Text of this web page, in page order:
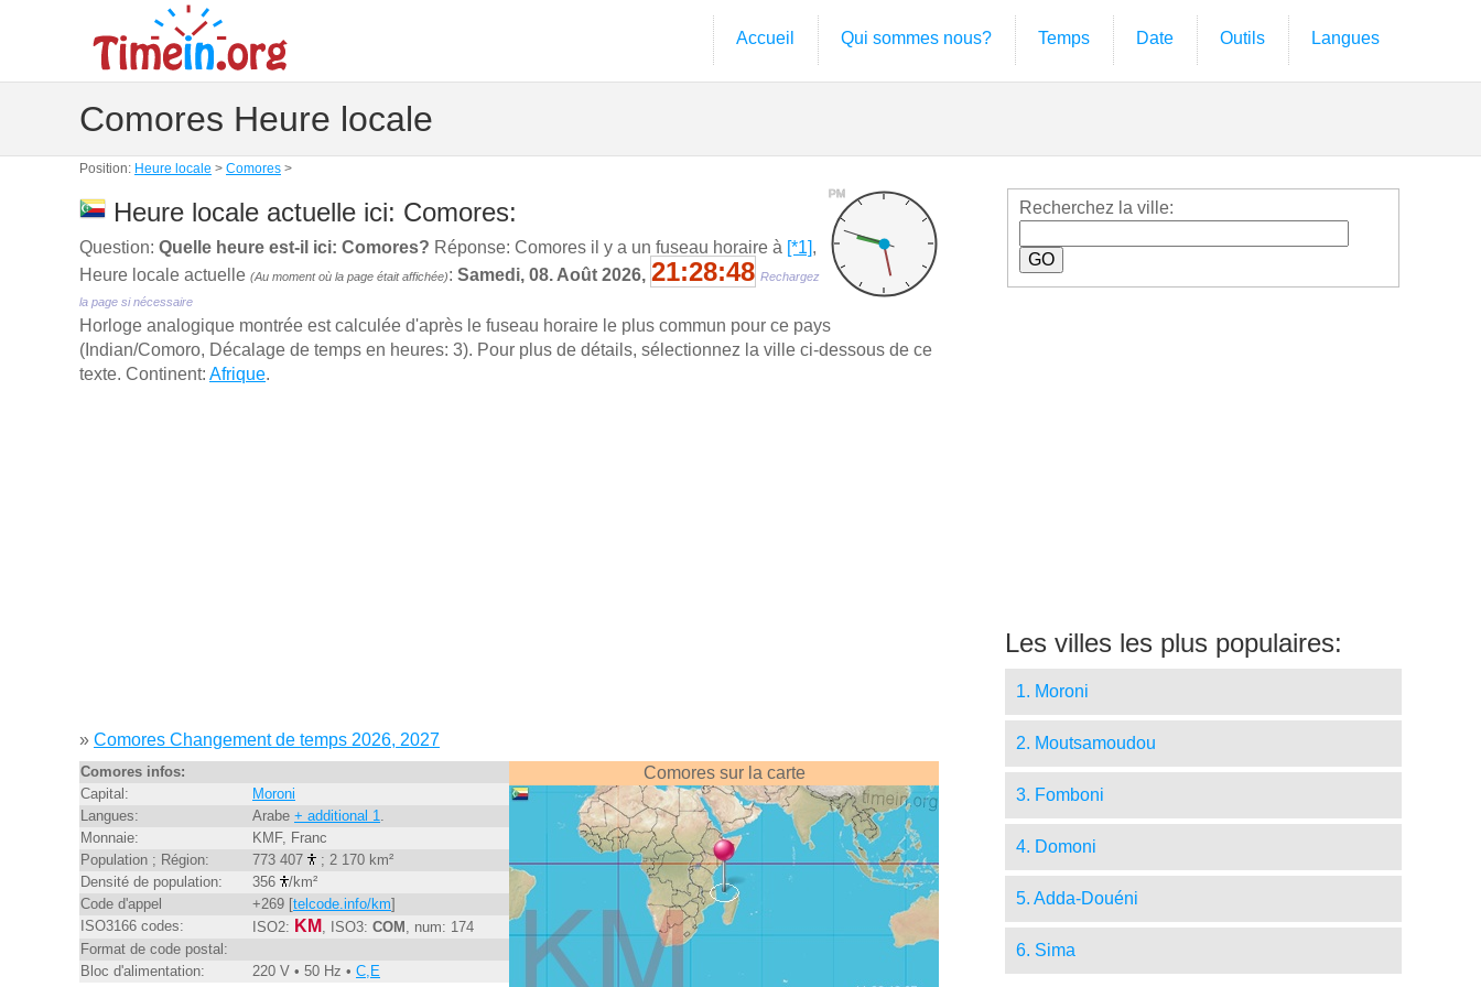
Accueil Qui sommes nous? Temps Date Outils Langues
Comores Heure locale
Position: Heure locale > Comores >
PM
Heure locale actuelle ici: Comores:
Question: Quelle heure est-il ici: Comores? Réponse: Comores il y a un fuseau horaire à [*1],
Heure locale actuelle (Au moment où la page était affichée): Samedi, 08. Août 2026, 21:28:49 Rechargez
la page si nécessaire
Horloge analogique montrée est calculée d'aprѐs le fuseau horaire le plus commun pour ce pays
(Indian/Comoro, Décalage de temps en heures: 3). Pour plus de détails, sélectionnez la ville ci-dessous de ce
texte. Continent: Afrique.
» Comores Changement de temps 2026, 2027
Comores infos:
Capital:
Moroni
Langues:
Arabe + additional 1.
Monnaie:
KMF, Franc
Population ; Région:
773 407
; 2 170 km²
Densité de population:
356
/km²
Code d'appel
+269 [telcode.info/km]
ISO3166 codes:
ISO2: KM , ISO3: COM , num: 174
Format de code postal:
Bloc d'alimentation:
220 V • 50 Hz • C,E
Comores sur la carte
Recherchez la ville:
Les villes les plus populaires:
1. Moroni
2. Moutsamoudou
3. Fomboni
4. Domoni
5. Adda-Douéni
6. Sima